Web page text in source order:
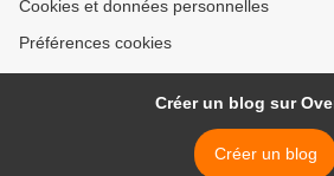
Cookies et données personnelles
Préférences cookies
Créer un blog sur
Créer un blog